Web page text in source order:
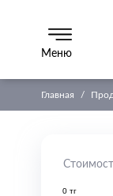
Меню
Главная
0 тг